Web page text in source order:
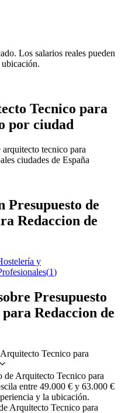
Los salarios reales pueden
Tecnico para
por ciudad
tecnico para
ciudades de España
Presupuesto de
Redaccion de
y
(1)
Presupuesto
Redaccion de
Tecnico para
de Arquitecto Tecnico para
entre 49.000 € y 63.000 €
y la ubicación.
Arquitecto Tecnico para